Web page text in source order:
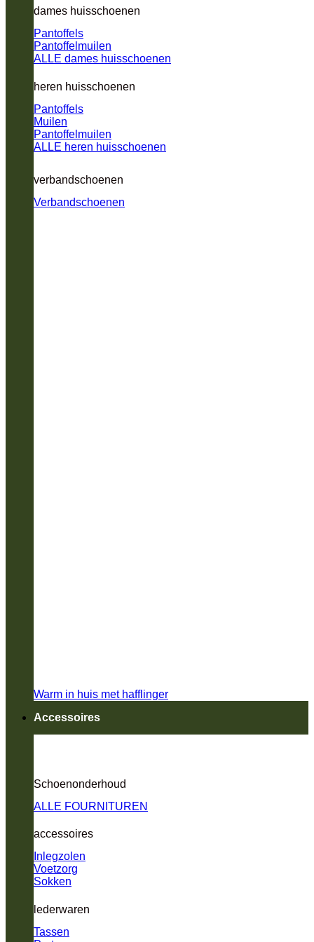
dames huisschoenen
Pantoffels
Pantoffelmuilen
ALLE dames huisschoenen
heren huisschoenen
Pantoffels
Muilen
Pantoffelmuilen
ALLE heren huisschoenen
verbandschoenen
Verbandschoenen
Warm in huis met hafflinger
Accessoires
Schoenonderhoud
ALLE FOURNITUREN
accessoires
Inlegzolen
Voetzorg
Sokken
lederwaren
Tassen